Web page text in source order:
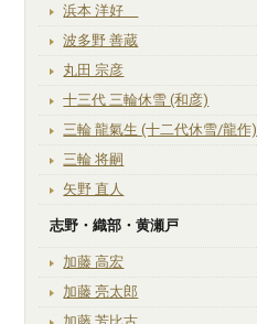
浜本 洋好
波多野 善蔵
丸田 宗彦
十三代 三輪休雪 (和彦)
三輪 龍氣生 (十二代休雪/龍作)
三輪 将嗣
矢野 直人
志野・織部・黄瀬戸
加藤 高宏
加藤 亮太郎